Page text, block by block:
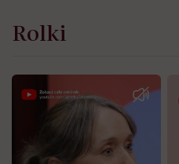
Rolki